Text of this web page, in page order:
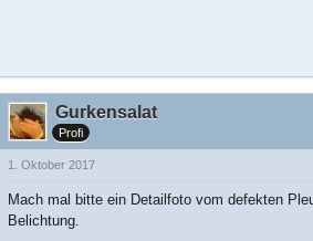
Gurkensalat
Profi
1. Oktober 2017
Mach mal bitte ein Detailfoto vom defekten
Belichtung.